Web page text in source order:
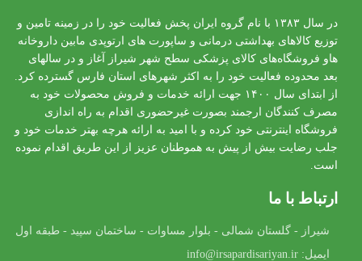
در سال ۱۳۸۳ با نام گروه ایران پخش فعالیت خود را در زمینه تامین و
توزیع کالاهای بهداشتی درمانی و ساپورت های ارتوپدی مابین داروخانه
هاو فروشگاه‌های کالای پزشکی سطح شهر شیراز آغاز و در سالهای
بعد محدوده فعالیت خود را به اکثر شهرهای استان فارس گسترده کرد.
از ابتدای سال ۱۴۰۰ جهت ارائه خدمات و فروش محصولات خود به
مصرف کنندگان ارجمند بصورت غیرحضوری اقدام به راه اندازی
فروشگاه اینترنتی خود کرده و با امید به ارائه هرچه بهتر خدمات خود و
جلب رضایت بیش از پیش به هموطنان عزیز از این طریق اقدام نموده
است.
ارتباط با ما
شیراز - گلستان شمالی - بلوار مساوات - ساختمان سپید - طبقه اول
ایمیل: info@irsapardisariyan.ir